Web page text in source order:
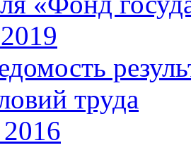
труда